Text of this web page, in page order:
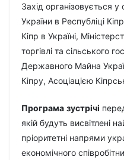
Захід організовується
України в Республіці
Кіпр в Україні,
торгівлі та сільського
Державного Майна
Кіпру, Асоціацією
Програма зустрічі
якій будуть висвітлені
пріоритетні напрями
економічного